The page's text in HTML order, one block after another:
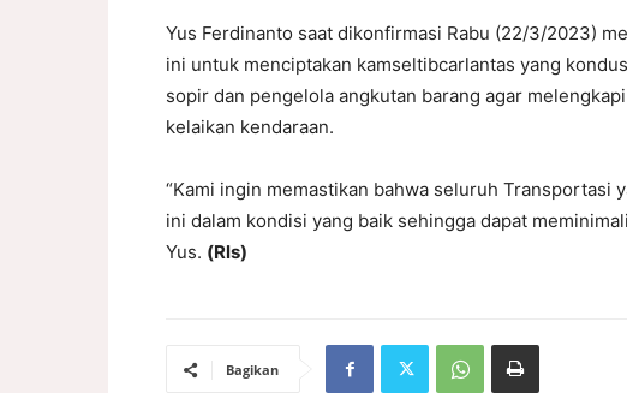
Yus Ferdinanto saat dikonfirmasi Rabu (22/3/2023)
ini untuk menciptakan kamseltibcarlantas yang
sopir dan pengelola angkutan barang agar
kelaikan kendaraan.
“Kami ingin memastikan bahwa seluruh Transportasi
ini dalam kondisi yang baik sehingga dapat
Yus. (Rls)
Bagikan